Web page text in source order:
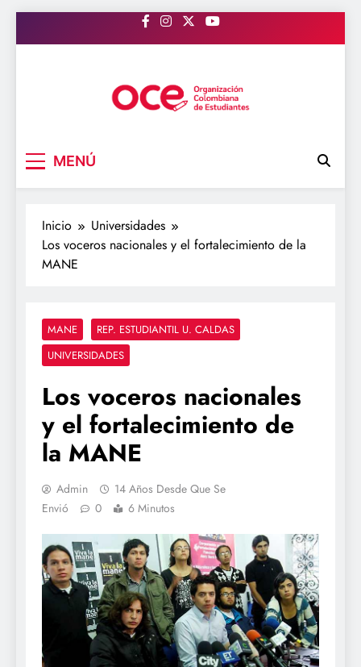
al
MENÚ
Inicio
Universidades
Los voceros nacionales y el fortalecimiento de la
MANE
MANE
REP. ESTUDIANTIL U. CALDAS
UNIVERSIDADES
Los voceros nacionales
y el fortalecimiento de
la MANE
Admin
14 Años Desde Que Se
Envió
0 6 Minutos